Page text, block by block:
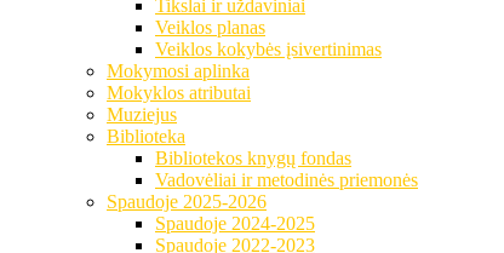
Tikslai ir uždaviniai
Veiklos planas
Veiklos kokybės įsivertinimas
Mokymosi aplinka
Mokyklos atributai
Muziejus
Biblioteka
Bibliotekos knygų fondas
Vadovėliai ir metodinės priemonės
Spaudoje 2025-2026
Spaudoje 2024-2025
Spaudoje 2022-2023